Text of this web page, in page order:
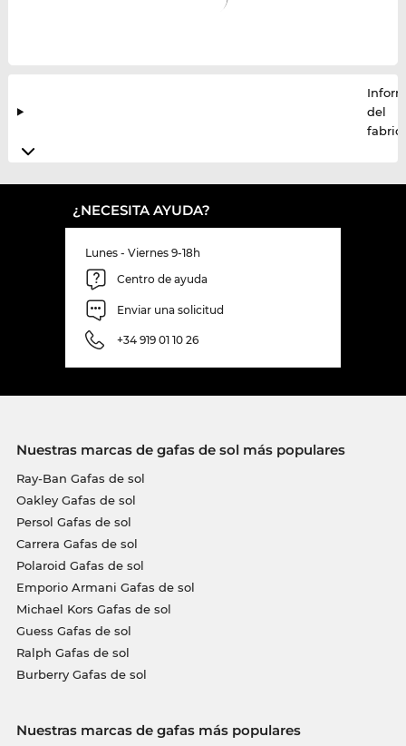
del
¿NECESITA AYUDA?
Lunes - Viernes 9-18h
Centro de ayuda
Enviar una solicitud
+34 919 01 10 26
Nuestras marcas de gafas de sol más populares
Ray-Ban Gafas de sol
Oakley Gafas de sol
Persol Gafas de sol
Carrera Gafas de sol
Polaroid Gafas de sol
Emporio Armani Gafas de sol
Michael Kors Gafas de sol
Guess Gafas de sol
Ralph Gafas de sol
Burberry Gafas de sol
Nuestras marcas de gafas más populares